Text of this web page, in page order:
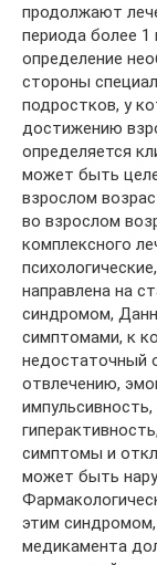
продолжают
периода более 1
определение
стороны
подростков, у
достижению
определяется
может быть
взрослом
во взрослом
комплексного
направлена на
синдромом,
симптомами, к
недостаточный
отвлечению,
симптомы и
может быть
этим
медикамента